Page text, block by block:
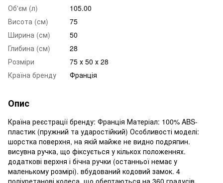
Об'єм (л)
105.00
Висота (см)
75
Ширина (см)
50
Глибина (см)
28
Розміри
75 х 50 х 28
Країна бренду
Франція
Опис
Країна реєстрації бренду: Франція Матеріал: 100% ABS-
пластик (пружний та ударостійкий) Особливості моделі:
шорстка поверхня, на якій майже не видно подряпин.
висувна ручка, що фіксується у кількох положеннях.
додаткові верхня і бічна ручки (останньої немає у
маленькому розмірі). вбудований кодовий замок. 4
поліуретанові колеса, що обертаються на 360 градусів.